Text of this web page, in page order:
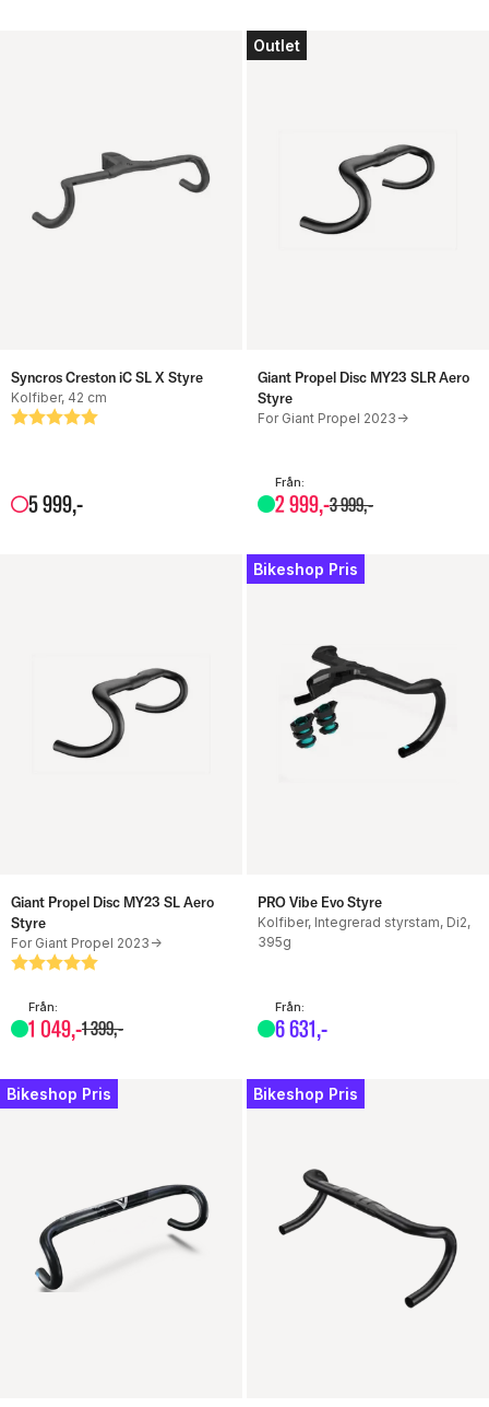
Syncros Creston iC SL X Styre
Kolfiber, 42 cm
Betyg:
5.0 utav 5 stjärnor
5999,-
Outlet
Giant Propel Disc MY23 SLR Aero
Styre
For Giant Propel 2023->
2999,-3999,-
Från:
Giant Propel Disc MY23 SL Aero
Styre
For Giant Propel 2023->
Betyg:
5.0 utav 5 stjärnor
1 049,-1399,-
Från:
Bikeshop Pris
PRO Vibe Evo Styre
Kolfiber, Integrerad styrstam, Di2,
395g
6631,-
Från:
Bikeshop Pris Bikeshop Pris